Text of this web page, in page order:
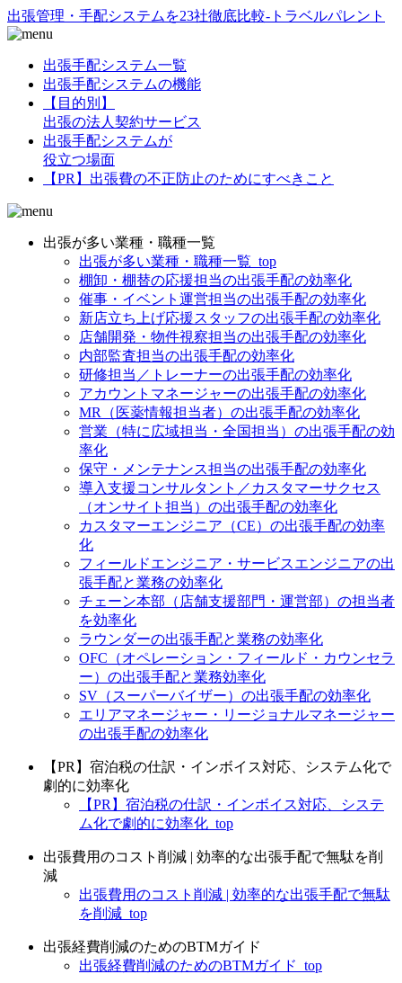
出張管理・手配システムを23社徹底比較-トラベルパレント
出張手配システム一覧
出張手配システムの機能
【目的別】
出張の法人契約サービス
出張手配システムが
役立つ場面
【PR】出張費の不正防止のためにすべきこと
出張が多い業種・職種一覧
出張が多い業種・職種一覧_top
棚卸・棚替の応援担当の出張手配の効率化
催事・イベント運営担当の出張手配の効率化
新店立ち上げ応援スタッフの出張手配の効率化
店舗開発・物件視察担当の出張手配の効率化
内部監査担当の出張手配の効率化
研修担当／トレーナーの出張手配の効率化
アカウントマネージャーの出張手配の効率化
MR（医薬情報担当者）の出張手配の効率化
営業（特に広域担当・全国担当）の出張手配の効
率化
保守・メンテナンス担当の出張手配の効率化
導入支援コンサルタント／カスタマーサクセス
（オンサイト担当）の出張手配の効率化
カスタマーエンジニア（CE）の出張手配の効率
化
フィールドエンジニア・サービスエンジニアの出
張手配と業務の効率化
チェーン本部（店舗支援部門・運営部）の担当者
を効率化
ラウンダーの出張手配と業務の効率化
OFC（オペレーション・フィールド・カウンセラ
ー）の出張手配と業務効率化
SV（スーパーバイザー）の出張手配の効率化
エリアマネージャー・リージョナルマネージャー
の出張手配の効率化
【PR】宿泊税の仕訳・インボイス対応、システム化で
劇的に効率化
【PR】宿泊税の仕訳・インボイス対応、システ
ム化で劇的に効率化_top
出張費用のコスト削減 | 効率的な出張手配で無駄を削
減
出張費用のコスト削減 | 効率的な出張手配で無駄
を削減_top
出張経費削減のためのBTMガイド
出張経費削減のためのBTMガイド_top